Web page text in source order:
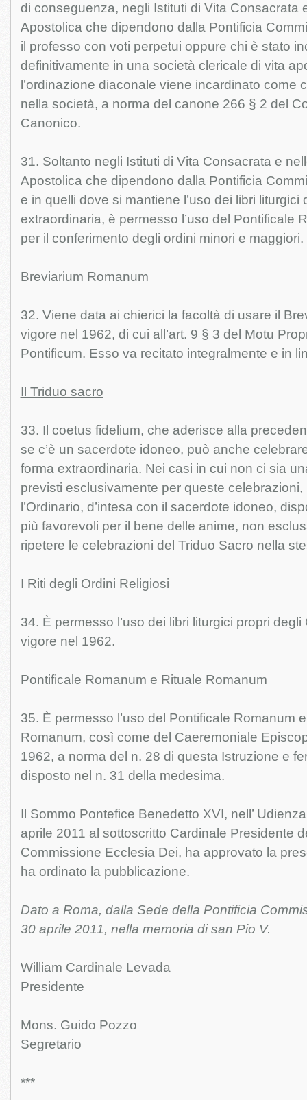
di conseguenza, negli Istituti di Vita Consacrata
Apostolica che dipendono dalla Pontificia
il professo con voti perpetui oppure chi è stato
definitivamente in una società clericale di vita
l’ordinazione diaconale viene incardinato come
nella società, a norma del canone 266 § 2 del
Canonico.
31. Soltanto negli Istituti di Vita Consacrata e
Apostolica che dipendono dalla Pontificia
e in quelli dove si mantiene l’uso dei libri liturgici
extraordinaria, è permesso l’uso del Pontificale
per il conferimento degli ordini minori e maggiori.
Breviarium Romanum
32. Viene data ai chierici la facoltà di usare il
vigore nel 1962, di cui all’art. 9 § 3 del Motu
Pontificum. Esso va recitato integralmente e in
Il Triduo sacro
33. Il coetus fidelium, che aderisce alla
se c’è un sacerdote idoneo, può anche
forma extraordinaria. Nei casi in cui non ci sia
previsti esclusivamente per queste celebrazioni,
l’Ordinario, d’intesa con il sacerdote idoneo,
più favorevoli per il bene delle anime, non
ripetere le celebrazioni del Triduo Sacro nella
I Riti degli Ordini Religiosi
34. È permesso l’uso dei libri liturgici propri degli
vigore nel 1962.
Pontificale Romanum e Rituale Romanum
35. È permesso l’uso del Pontificale Romanum
Romanum, così come del Caeremoniale
1962, a norma del n. 28 di questa Istruzione e
disposto nel n. 31 della medesima.
Il Sommo Pontefice Benedetto XVI, nell’
aprile 2011 al sottoscritto Cardinale Presidente
Commissione Ecclesia Dei, ha approvato la
ha ordinato la pubblicazione.
Dato a Roma, dalla Sede della Pontificia
30 aprile 2011, nella memoria di san Pio V.
William Cardinale Levada
Presidente
Mons. Guido Pozzo
Segretario
***